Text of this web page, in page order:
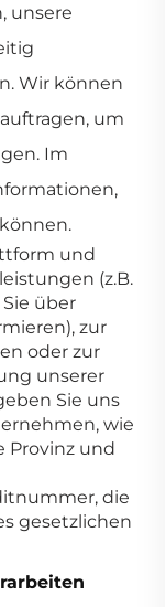
unsere
Wir können
um
Im
und
(z.B.
über
zur
oder zur
unserer
Sie uns
wie
Provinz und
die
gesetzlichen